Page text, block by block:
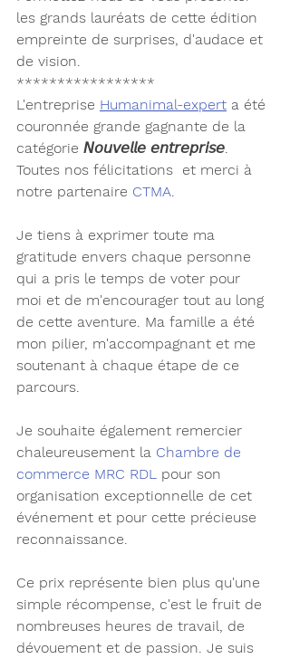
les grands lauréats de cette édition
empreinte de surprises, d'audace et
de vision.
*****************
L'entreprise Humanimal-expert a été
couronnée grande gagnante de la
catégorie 𝘕𝘰𝘶𝘷𝘦𝘭𝘭𝘦 𝘦𝘯𝘵𝘳𝘦𝘱𝘳𝘪𝘴𝘦.
Toutes nos félicitations  et merci à
notre partenaire CTMA
Je tiens à exprimer toute ma
gratitude envers chaque personne
qui a pris le temps de voter pour
moi et de m'encourager tout au long
de cette aventure. Ma famille a été
mon pilier, m'accompagnant et me
soutenant à chaque étape de ce
parcours.
Je souhaite également remercier
chaleureusement la Chambre de
commerce MRC RDL
pour son
organisation exceptionnelle de cet
événement et pour cette précieuse
reconnaissance.
Ce prix représente bien plus qu'une
simple récompense, c'est le fruit de
nombreuses heures de travail, de
dévouement et de passion. Je suis